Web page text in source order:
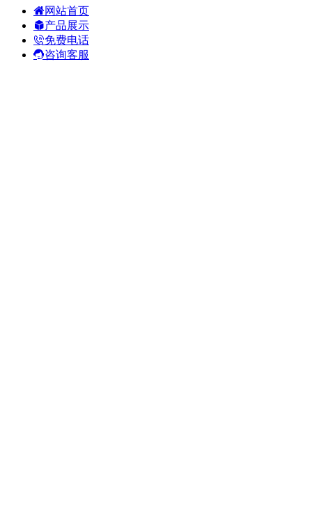
网站首页
产品展示
免费电话
咨询客服